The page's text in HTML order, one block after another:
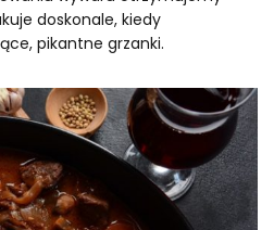
doskonale, kiedy
pikantne grzanki.